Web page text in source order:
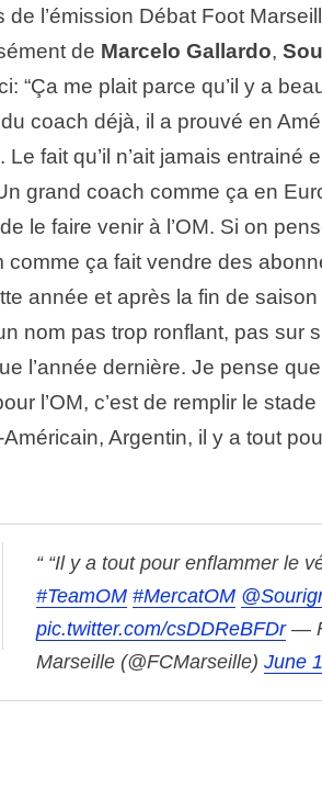
de l’émission Débat Foot
de Marcelo Gallardo,
“Ça me plait parce qu’il y a
du coach déjà, il a prouvé en
fait qu’il n’ait jamais entrainé
grand coach comme ça en
le faire venir à l’OM. Si on
comme ça fait vendre des
année et après la fin de
nom pas trop ronflant, pas sur
l’année dernière. Je pense
l’OM, c’est de remplir le
Argentin, il y a tout
“Il y a tout pour enflammer le
#TeamOM #MercatOM
pic.twitter.com/csDDReBFDr —
Marseille (@FCMarseille) June